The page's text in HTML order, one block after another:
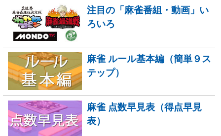
注目の「麻雀番組・動画」い
ろいろ
麻雀 ルール基本編（簡単９ス
テップ）
麻雀 点数早見表（得点早見
表）